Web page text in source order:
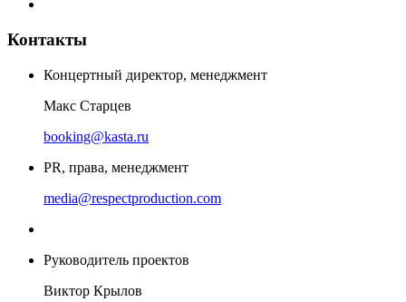
Контакты
Концертный директор, менеджмент
Макс Старцев
booking@kasta.ru
PR, права, менеджмент
media@respectproduction.com
Руководитель проектов
Виктор Крылов